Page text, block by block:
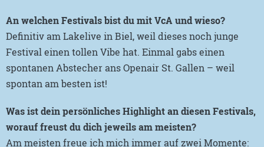
An welchen Festivals bist du mit VcA und wieso?
Definitiv am Lakelive in Biel, weil dieses noch junge
Festival einen tollen Vibe hat. Einmal gabs einen
spontanen Abstecher ans Openair St. Gallen – weil
spontan am besten ist!
Was ist dein persönliches Highlight an diesen Festivals,
worauf freust du dich jeweils am meisten?
Am meisten freue ich mich immer auf zwei Momente: